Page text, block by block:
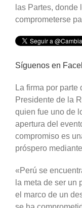
las Partes,
comprometerse
Síguenos en
La firma por parte
Presidente de la
quien fue uno de
apertura del
compromiso es
próspero
«Perú se
la meta de ser un
el marco de un